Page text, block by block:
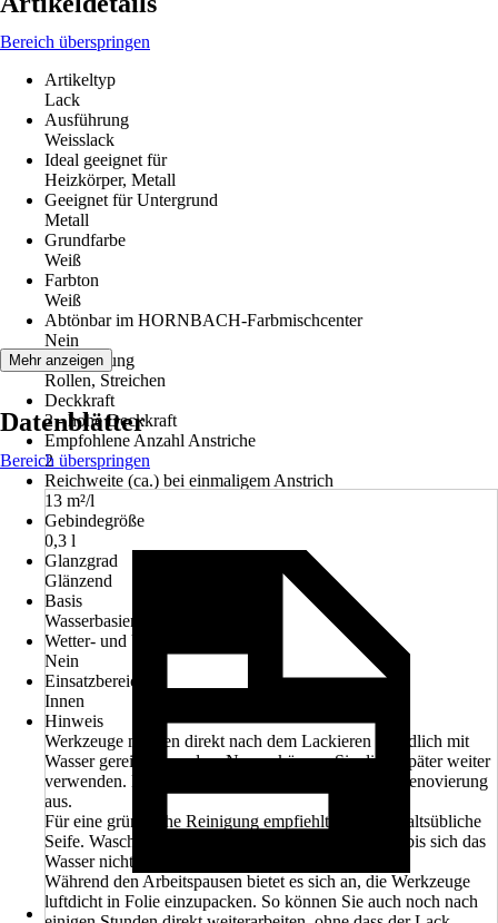
Bereich überspringen
Artikeltyp
Lack
Ausführung
Weisslack
Ideal geeignet für
Heizkörper, Metall
Geeignet für Untergrund
Metall
Grundfarbe
Weiß
Farbton
Weiß
Abtönbar im HORNBACH-Farbmischcenter
Nein
Verarbeitung
Rollen, Streichen
Deckkraft
2 - hohe Deckkraft
Empfohlene Anzahl Anstriche
2
Reichweite (ca.) bei einmaligem Anstrich
13 m²/l
Gebindegröße
0,3 l
Glanzgrad
Glänzend
Basis
Wasserbasierend
Wetter- und UV-Beständigkeit
Nein
Einsatzbereich
Innen
Hinweis
Werkzeuge müssen direkt nach dem Lackieren gründlich mit
Wasser gereinigt werden. Nur so können Sie diese später weiter
verwenden. Das zahlt sich schon bei der nächsten Renovierung
aus.
Für eine gründliche Reinigung empfiehlt sich haushaltsübliche
Seife. Waschen Sie Pinsel, Roller, Bürsten etc. aus, bis sich das
Wasser nicht mehr verfärbt.
Während den Arbeitspausen bietet es sich an, die Werkzeuge
luftdicht in Folie einzupacken. So können Sie auch noch nach
Mehr anzeigen
Datenblätter
Bereich überspringen